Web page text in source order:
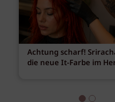
Achtung scharf!
die neue It-Farbe im